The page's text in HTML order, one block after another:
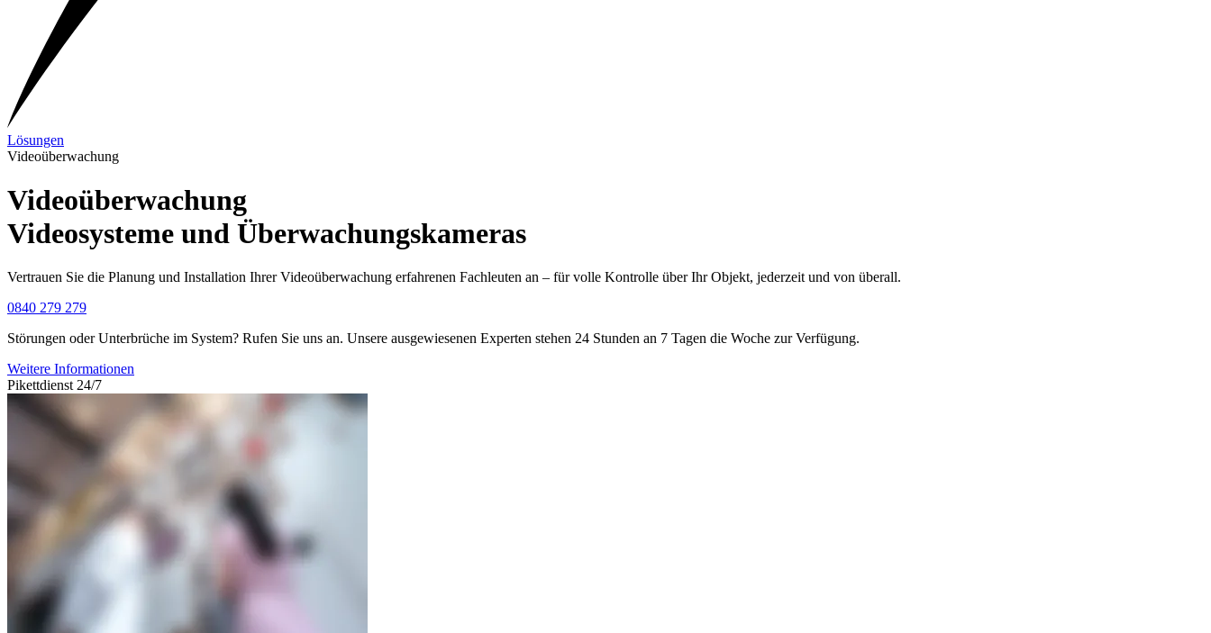
Lösungen
Videoüberwachung
Videoüberwachung
Videosysteme und Überwachungs­kameras
Vertrauen Sie die Planung und Installation Ihrer Videoüberwachung erfahrenen Fachleuten an – für volle Kontrolle über Ihr Objekt, jederzeit und von überall.
0840 279 279
Störungen oder Unterbrüche im System? Rufen Sie uns an. Unsere ausgewiesenen Experten stehen 24 Stunden an 7 Tagen die Woche zur Verfügung.
Weitere Informationen
Pikettdienst 24/7